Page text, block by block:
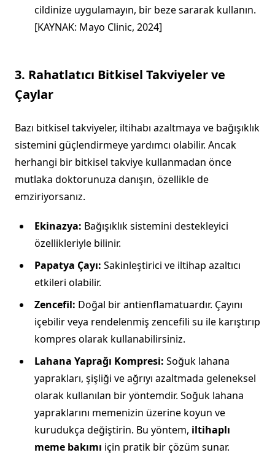
cildinize uygulamayın, bir beze sararak kullanın.
[KAYNAK: Mayo Clinic, 2024]
3. Rahatlatıcı Bitkisel Takviyeler ve
Çaylar
Bazı bitkisel takviyeler, iltihabı azaltmaya ve bağışıklık
sistemini güçlendirmeye yardımcı olabilir. Ancak
herhangi bir bitkisel takviye kullanmadan önce
mutlaka doktorunuza danışın, özellikle de
emziriyorsanız.
Ekinazya: Bağışıklık sistemini destekleyici
özellikleriyle bilinir.
Papatya Çayı: Sakinleştirici ve iltihap azaltıcı
etkileri olabilir.
Zencefil: Doğal bir antienflamatuardır. Çayını
içebilir veya rendelenmiş zencefili su ile karıştırıp
kompres olarak kullanabilirsiniz.
Lahana Yaprağı Kompresi: Soğuk lahana
yaprakları, şişliği ve ağrıyı azaltmada geleneksel
olarak kullanılan bir yöntemdir. Soğuk lahana
yapraklarını memenizin üzerine koyun ve
kurudukça değiştirin. Bu yöntem, iltihaplı
meme bakımı için pratik bir çözüm sunar.